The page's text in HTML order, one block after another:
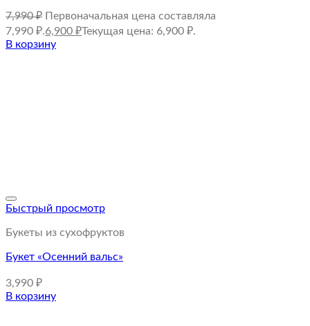
7,990₽ Первоначальная цена составляла
7,990 ₽.6,900 ₽Текущая цена: 6,900 ₽.
В корзину
Быстрый просмотр
Букеты из сухофруктов
Букет «Осенний вальс»
3,990 ₽
В корзину